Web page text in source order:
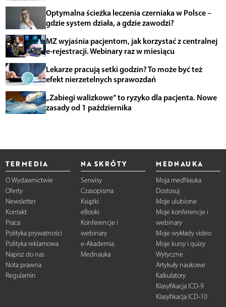
Optymalna ścieżka leczenia czerniaka w Polsce –
gdzie system działa, a gdzie zawodzi?
MZ wyjaśnia pacjentom, jak korzystać z centralnej
e-rejestracji. Webinary raz w miesiącu
Lekarze pracują setki godzin? To może być też
efekt nierzetelnych sprawozdań
„Zabiegi walizkowe” to ryzyko dla pacjenta. Nowe
zasady od 1 października
TERMEDIA
O Wydawnictwie
Oferty
Newsletter
Kontakt
Praca
Polityka prywatności
Polityka reklamowa
Napisz do nas
Nota prawna
Regulamin
NA SKRÓTY
Serwisy
Czasopisma
Książki
eBooki
Konferencje i
webinary
e-Akademia
Mednauka
MEDNAUKA
Moja medNauka
Dostosuj
Moje ulubione
Moje konferencje i
webinary
Moje wykłady video
Moje kursy i quizy
Wytyczne
Artykuły naukowe
Kalkulatory
Klasyfikacja ICD-9
Klasyfikacja ICD-10